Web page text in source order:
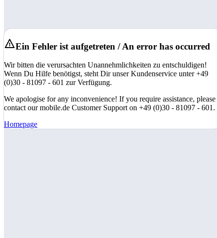
Ein Fehler ist aufgetreten / An error has occurred
Wir bitten die verursachten Unannehmlichkeiten zu entschuldigen!
Wenn Du Hilfe benötigst, steht Dir unser Kundenservice unter +49
(0)30 - 81097 - 601 zur Verfügung.
We apologise for any inconvenience! If you require assistance, please
contact our mobile.de Customer Support on +49 (0)30 - 81097 - 601.
Homepage